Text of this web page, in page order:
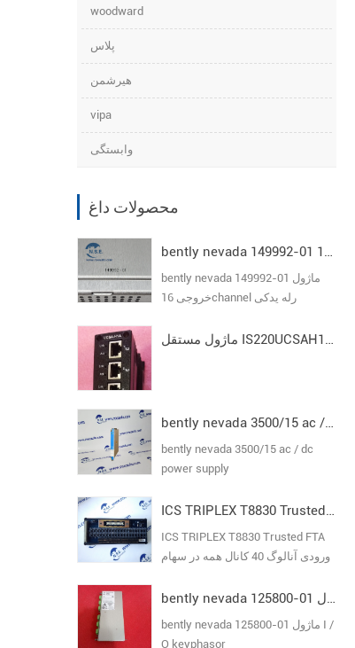
woodward
پلاس
هیرشمن
vipa
وابستگی
محصولات داغ
bently nevada 149992-01 ماژول خروجی 16channel رله یدکی
bently nevada 149992-01 ماژول
خروجی 16channel رله یدکی
ماژول مستقل IS220UCSAH1A I/O Pack مدل VI
bently nevada 3500/15 ac / dc power supply
bently nevada 3500/15 ac / dc
power supply
ICS TRIPLEX T8830 Trusted FTA ورودی آنالوگ 40 کانال
ICS TRIPLEX T8830 Trusted FTA
ورودی آنالوگ 40 کانال همه در سهام
bently nevada 125800-01 ماژول I / O keyphasor
bently nevada 125800-01 ماژول I /
O keyphasor